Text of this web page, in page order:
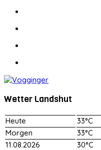
Wetter Landshut
Heute
33°C
Morgen
33°C
11.08.2026
30°C